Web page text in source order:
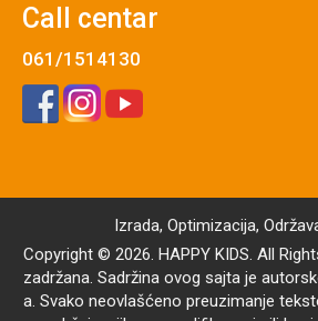
Call centar
061/1514130
Izrada, Optimizacija,
Copyright © 2026. HAPPY KIDS. All
zadržana. Sadržina ovog sajta je
a. Svako neovlašćeno preuzimanje